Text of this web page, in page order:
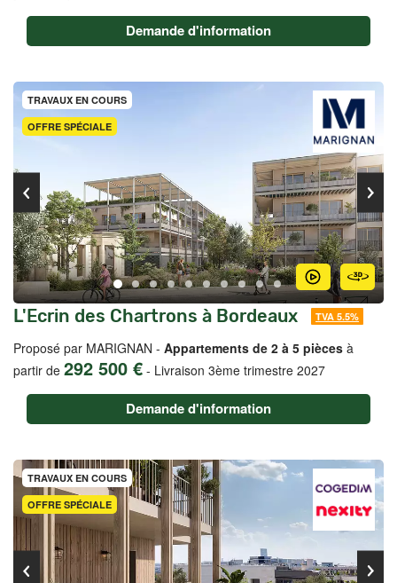
Demande d'information
OFFRE SPÉCIALE
TRAVAUX EN COURS
L'Ecrin des Chartrons à Bordeaux TVA 5.5%
Proposé par MARIGNAN - Appartements de 2 à 5 pièces à
partir de 292 500 € - Livraison 3ème trimestre 2027
Demande d'information
OFFRE SPÉCIALE
TRAVAUX EN COURS